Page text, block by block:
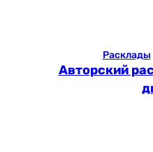
Расклады
Авторский